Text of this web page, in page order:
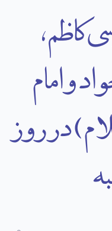
کاظم،
و امام
در روز